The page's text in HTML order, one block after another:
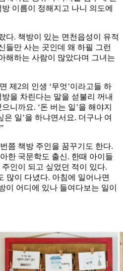
이름이 정해지고 나니 의도에
다. 책방이 있는 면천읍성이 유적
들만 사는 곳인데 왜 하필 그런
해하는 사람이 많았다며 그녀는
제2의 인생 ‘무엇’이라고들 하
을 차린다는 말을 섣불리 꺼내
니까요. ‘돈 버는 일’을 해야지
은 일’을 하냐면서요. 더구나 여
쯤 책방 주인을 꿈꾸기도 한다.
한 국문학도 출신. 한때 아이들
인이 되고 싶었던 적이 있다.
많이 다녔다. 아침에 일어나면
이 어디에 있나 들여다보는 일이